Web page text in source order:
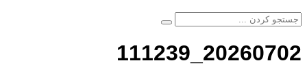
20260702_111239